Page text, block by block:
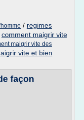
/ regimes
comment maigrir vite
maigrir vite des
vite et bien
façon